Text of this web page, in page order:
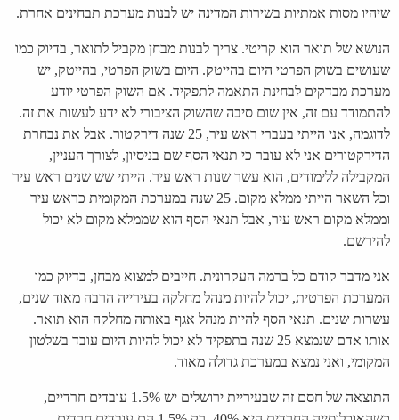
שיהיו מסות אמתיות בשירות המדינה יש לבנות מערכת תבחינים אחרת.
הנושא של תואר הוא קריטי. צריך לבנות מבחן מקביל לתואר, בדיוק כמו
שעושים בשוק הפרטי היום בהייטק. היום בשוק הפרטי, בהייטק, יש
מערכת מבדקים לבחינת התאמה לתפקיד. אם השוק הפרטי יודע
להתמודד עם זה, אין שום סיבה שהשוק הציבורי לא ידע לעשות את זה.
לדוגמה, אני הייתי בעברי ראש עיר, 25 שנה דירקטור. אבל את נבחרת
הדירקטורים אני לא עובר כי תנאי הסף שם בניסיון, לצורך העניין,
המקבילה ללימודים, הוא עשר שנות ראש עיר. הייתי שש שנים ראש עיר
וכל השאר הייתי ממלא מקום. 25 שנה במערכת המקומית כראש עיר
וממלא מקום ראש עיר, אבל תנאי הסף הוא שממלא מקום לא יכול
להירשם.
אני מדבר קודם כל ברמה העקרונית. חייבים למצוא מבחן, בדיוק כמו
המערכת הפרטית, יכול להיות מנהל מחלקה בעירייה הרבה מאוד שנים,
עשרות שנים. תנאי הסף להיות מנהל אגף באותה מחלקה הוא תואר.
אותו אדם שנמצא 25 שנה בתפקיד לא יכול להיות היום עובד בשלטון
המקומי, ואני נמצא במערכת גדולה מאוד.
התוצאה של חסם זה שבעיריית ירושלים יש 1.5% עובדים חרדיים,